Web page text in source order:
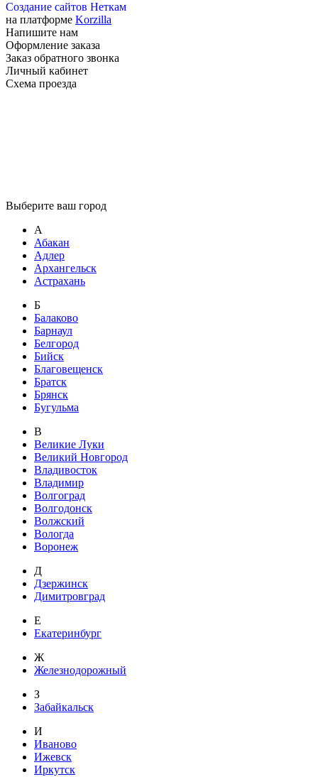
Создание сайтов Неткам
на платформе Korzilla
Напишите нам
Оформление заказа
Заказ обратного звонка
Личный кабинет
Схема проезда
Выберите ваш город
А
Абакан
Адлер
Архангельск
Астрахань
Б
Балаково
Барнаул
Белгород
Бийск
Благовещенск
Братск
Брянск
Бугульма
В
Великие Луки
Великий Новгород
Владивосток
Владимир
Волгоград
Волгодонск
Волжский
Вологда
Воронеж
Д
Дзержинск
Димитровград
Е
Екатеринбург
Ж
Железнодорожный
З
Забайкальск
И
Иваново
Ижевск
Иркутск